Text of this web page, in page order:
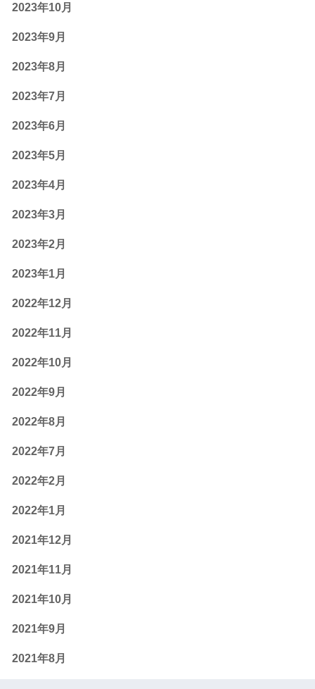
2023年10月
2023年9月
2023年8月
2023年7月
2023年6月
2023年5月
2023年4月
2023年3月
2023年2月
2023年1月
2022年12月
2022年11月
2022年10月
2022年9月
2022年8月
2022年7月
2022年2月
2022年1月
2021年12月
2021年11月
2021年10月
2021年9月
2021年8月